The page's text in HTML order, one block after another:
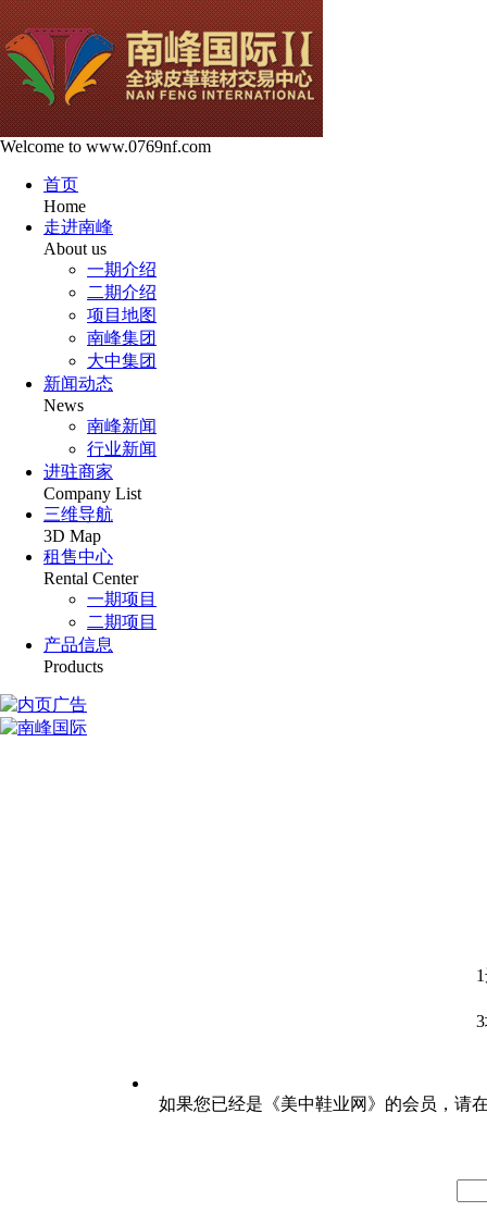
Welcome to www.0769nf.com
首页
Home
走进南峰
About us
一期介绍
二期介绍
项目地图
南峰集团
大中集团
新闻动态
News
南峰新闻
行业新闻
进驻商家
Company List
三维导航
3D Map
租售中心
Rental Center
一期项目
二期项目
产品信息
Products
如果您已经是《美中鞋业网》的会员，请